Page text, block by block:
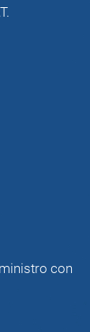
con